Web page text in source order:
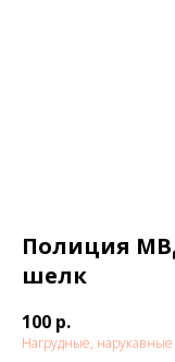
Полиция
шелк
100 р.
Нагрудные,